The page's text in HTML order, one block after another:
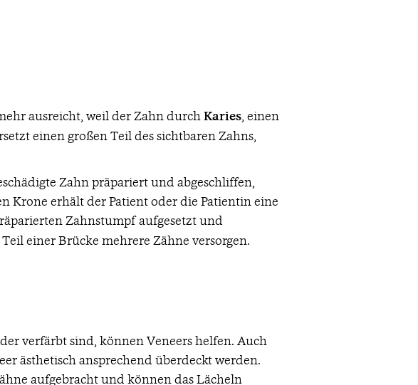
ausreicht, weil der Zahn durchKaries, einen
einen großen Teil des sichtbaren Zahns,
Zahn präpariert und abgeschliffen,
Krone erhält der Patient oder die Patientin eine
Zahnstumpf aufgesetzt und
einer Brücke mehrere Zähne versorgen.
verfärbt sind, können Veneers helfen. Auch
ästhetisch ansprechend überdeckt werden.
aufgebracht und können das Lächeln